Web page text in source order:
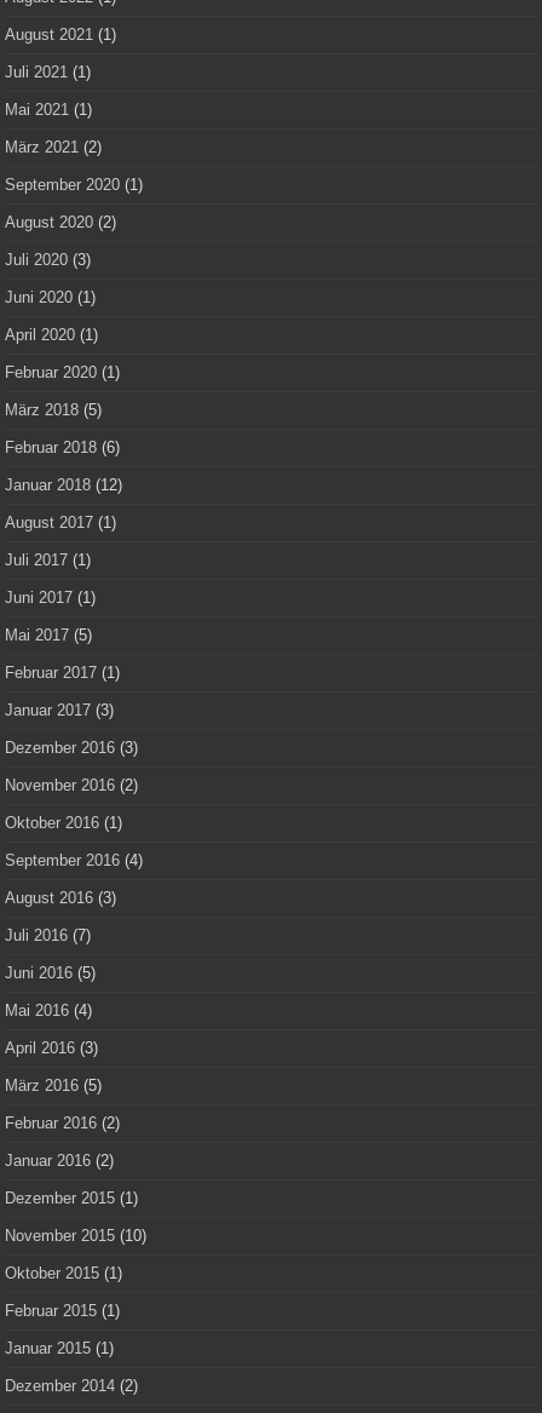
August 2021 (1)
Juli 2021 (1)
Mai 2021 (1)
März 2021 (2)
September 2020 (1)
August 2020 (2)
Juli 2020 (3)
Juni 2020 (1)
April 2020 (1)
Februar 2020 (1)
März 2018 (5)
Februar 2018 (6)
Januar 2018 (12)
August 2017 (1)
Juli 2017 (1)
Juni 2017 (1)
Mai 2017 (5)
Februar 2017 (1)
Januar 2017 (3)
Dezember 2016 (3)
November 2016 (2)
Oktober 2016 (1)
September 2016 (4)
August 2016 (3)
Juli 2016 (7)
Juni 2016 (5)
Mai 2016 (4)
April 2016 (3)
März 2016 (5)
Februar 2016 (2)
Januar 2016 (2)
Dezember 2015 (1)
November 2015 (10)
Oktober 2015 (1)
Februar 2015 (1)
Januar 2015 (1)
Dezember 2014 (2)